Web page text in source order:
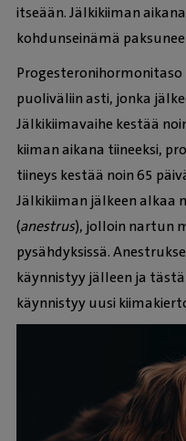
itseään. Jälkikiiman
kohdunseinämä
puoliväliin asti, jonka
Jälkikiimavaihe kestää
kiiman aikana tiineeksi,
tiineys kestää noin 65
Jälkikiiman jälkeen alkaa
(anestrus), jolloin nartun
pysähdyksissä.
käynnistyy jälleen ja
käynnistyy uusi